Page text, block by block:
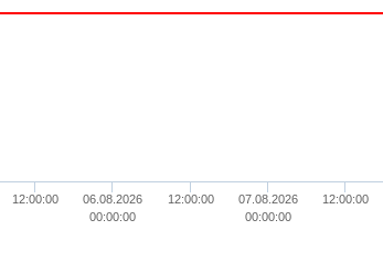
12:00:00
06.08.2026
00:00:00
12:00:00
07.08.2026
00:00:00
12:00:00